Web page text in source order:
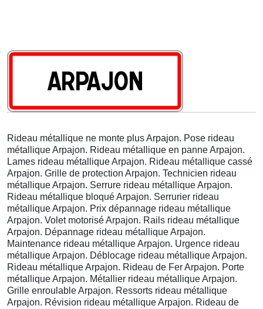
Rideau métallique ne monte plus Arpajon. Pose rideau
métallique Arpajon. Rideau métallique en panne Arpajon.
Lames rideau métallique Arpajon. Rideau métallique cassé
Arpajon. Grille de protection Arpajon. Technicien rideau
métallique Arpajon. Serrure rideau métallique Arpajon.
Rideau métallique bloqué Arpajon. Serrurier rideau
métallique Arpajon. Prix dépannage rideau métallique
Arpajon. Volet motorisé Arpajon. Rails rideau métallique
Arpajon. Dépannage rideau métallique Arpajon.
Maintenance rideau métallique Arpajon. Urgence rideau
métallique Arpajon. Déblocage rideau métallique Arpajon.
Rideau métallique Arpajon. Rideau de Fer Arpajon. Porte
métallique Arpajon. Métallier rideau métallique Arpajon.
Grille enroulable Arpajon. Ressorts rideau métallique
Arpajon. Révision rideau métallique Arpajon. Rideau de